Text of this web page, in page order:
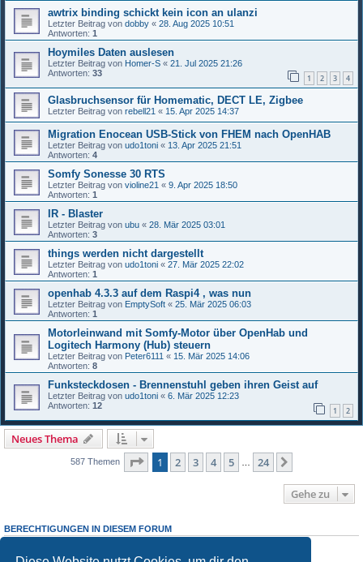
awtrix binding schickt kein icon an ulanzi
Letzter Beitrag von dobby « 28. Aug 2025 10:51
Antworten: 1
Hoymiles Daten auslesen
Letzter Beitrag von Homer-S « 21. Jul 2025 21:26
Antworten: 33 1 2 3 4
Glasbruchsensor für Homematic, DECT LE, Zigbee
Letzter Beitrag von rebell21 « 15. Apr 2025 14:37
Migration Enocean USB-Stick von FHEM nach OpenHAB
Letzter Beitrag von udo1toni « 13. Apr 2025 21:51
Antworten: 4
Somfy Sonesse 30 RTS
Letzter Beitrag von violine21 « 9. Apr 2025 18:50
Antworten: 1
IR - Blaster
Letzter Beitrag von ubu « 28. Mär 2025 03:01
Antworten: 3
things werden nicht dargestellt
Letzter Beitrag von udo1toni « 27. Mär 2025 22:02
Antworten: 1
openhab 4.3.3 auf dem Raspi4 , was nun
Letzter Beitrag von EmptySoft « 25. Mär 2025 06:03
Antworten: 1
Motorleinwand mit Somfy-Motor über OpenHab und
Logitech Harmony (Hub) steuern
Letzter Beitrag von Peter6111 « 15. Mär 2025 14:06
Antworten: 8
Funksteckdosen - Brennenstuhl geben ihren Geist auf
Letzter Beitrag von udo1toni « 6. Mär 2025 12:23
Antworten: 12 1 2
Neues Thema
587 Themen Seite 1von 24
1 2 3 4 5 24
Gehe zu
BERECHTIGUNGEN IN DIESEM FORUM
Du darfst
keine Antworten zu Themen in diesem Forum erstellen.